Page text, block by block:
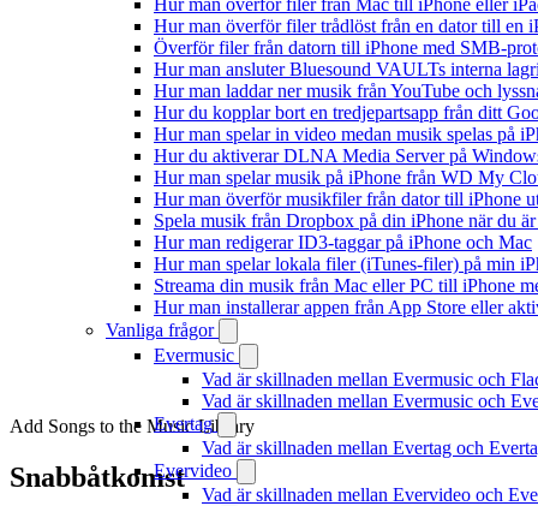
Hur man överför filer från Mac till iPhone eller
Hur man överför filer trådlöst från en dator till en
Överför filer från datorn till iPhone med SMB-
Hur man ansluter Bluesound VAULTs interna
Hur man laddar ner musik från YouTube och
Hur du kopplar bort en tredjepartsapp från ditt
Hur man spelar in video medan musik spelas på
Hur du aktiverar DLNA Media Server på
Hur man spelar musik på iPhone från WD My
Hur man överför musikfiler från dator till iPhone
Spela musik från Dropbox på din iPhone när du
Hur man redigerar ID3-taggar på iPhone och Mac
Hur man spelar lokala filer (iTunes-filer) på min
Streama din musik från Mac eller PC till iPhone
Hur man installerar appen från App Store eller
Vanliga frågor
Evermusic
Vad är skillnaden mellan Evermusic och
Vad är skillnaden mellan Evermusic och
Evertag
Vad är skillnaden mellan Evertag och
Evervideo
Vad är skillnaden mellan Evervideo och
Add Songs to the Music Library
Snabbåtkomst